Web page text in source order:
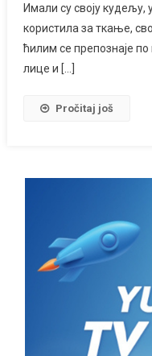
Имали су своју кудељу,
користила за ткање,
ћилим се препознаје по
лице и […]
Pročitaj još